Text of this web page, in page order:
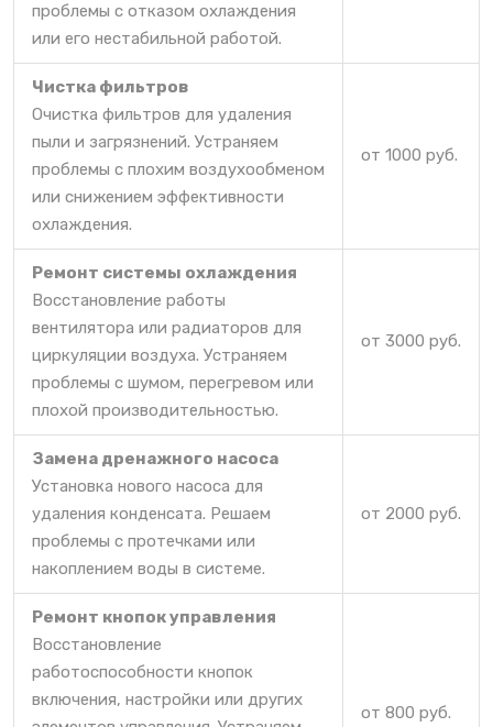
проблемы с отказом охлаждения
или его нестабильной работой.
Чистка фильтров
Очистка фильтров для удаления
пыли и загрязнений. Устраняем
проблемы с плохим воздухообменом
или снижением эффективности
охлаждения.
от 1000 руб.
Ремонт системы охлаждения
Восстановление работы
вентилятора или радиаторов для
циркуляции воздуха. Устраняем
проблемы с шумом, перегревом или
плохой производительностью.
от 3000 руб.
Замена дренажного насоса
Установка нового насоса для
удаления конденсата. Решаем
проблемы с протечками или
накоплением воды в системе.
от 2000 руб.
Ремонт кнопок управления
Восстановление
работоспособности кнопок
включения, настройки или других
от 800 руб.